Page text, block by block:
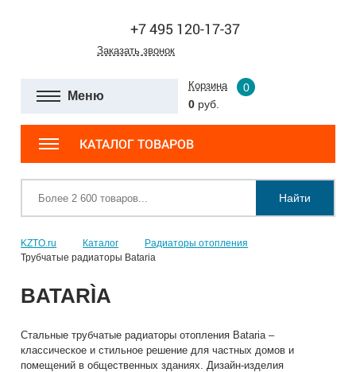
+7 495 120-17-37
Заказать звонок
Меню
Корзина
0
0 руб.
КАТАЛОГ ТОВАРОВ
Найти
KZTO.ru Каталог
Радиаторы отопления
Трубчатые радиаторы Bataria
BATARÌA
Стальные трубчатые радиаторы отопления Bataria –
классическое и стильное решение для частных домов и
помещений в общественных зданиях. Дизайн-изделия